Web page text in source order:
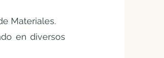
Materiales.
en diversos